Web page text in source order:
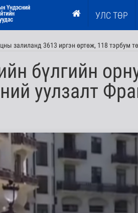
УЛС ТӨР
залиланд 3613 иргэн өртөж, 118 тэрбум
бүлгийн
уулзалт